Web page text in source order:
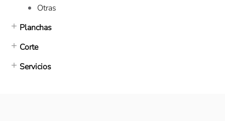
Otras
Planchas
Corte
Servicios